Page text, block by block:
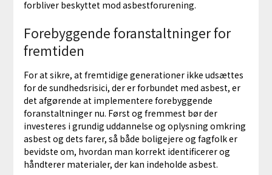
forbliver beskyttet mod asbestforurening.
Forebyggende foranstaltninger for
fremtiden
For at sikre, at fremtidige generationer ikke udsættes
for de sundhedsrisici, der er forbundet med asbest, er
det afgørende at implementere forebyggende
foranstaltninger nu. Først og fremmest bør der
investeres i grundig uddannelse og oplysning omkring
asbest og dets farer, så både boligejere og fagfolk er
bevidste om, hvordan man korrekt identificerer og
håndterer materialer, der kan indeholde asbest.